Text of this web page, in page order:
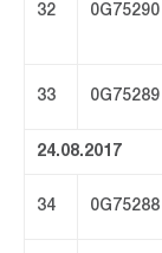
32 0G75290
33 0G75289
24.08.2017
34 0G75288